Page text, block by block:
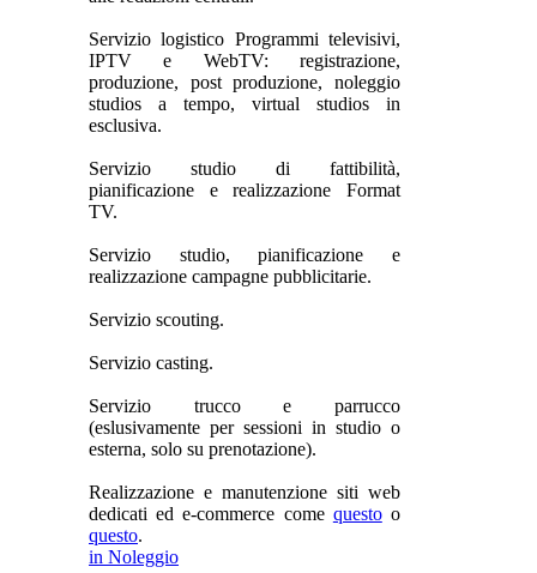
Servizio logistico Programmi televisivi,
IPTV e WebTV: registrazione,
produzione, post produzione, noleggio
studios a tempo, virtual studios in
esclusiva.
Servizio studio di fattibilità,
pianificazione e realizzazione Format
TV.
Servizio studio, pianificazione e
realizzazione campagne pubblicitarie.
Servizio scouting.
Servizio casting.
Servizio trucco e parrucco
(eslusivamente per sessioni in studio o
esterna, solo su prenotazione).
Realizzazione e manutenzione siti web
dedicati ed e-commerce come questoo
questo.
in Noleggio